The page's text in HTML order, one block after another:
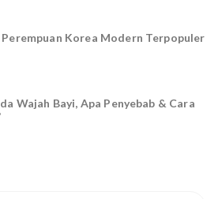
Perempuan Korea Modern Terpopuler
Wajah Bayi, Apa Penyebab & Cara